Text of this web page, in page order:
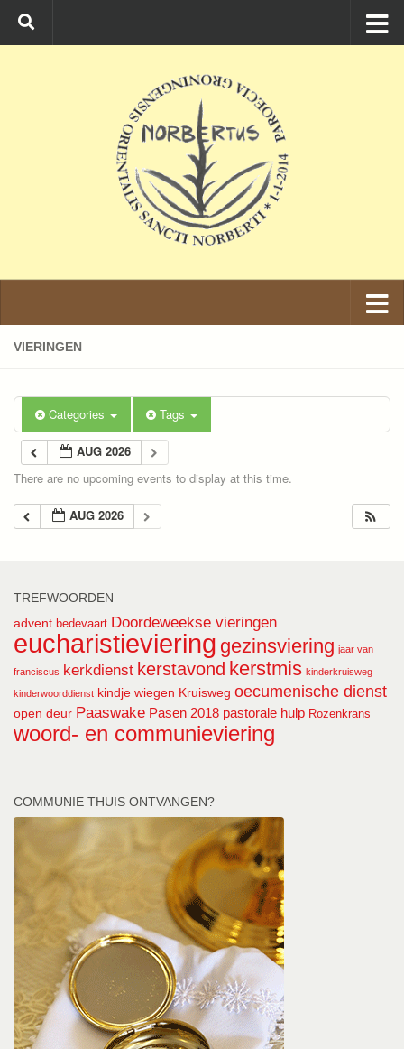
Ga naar de inhoud
VIERINGEN
Categories Tags
AUG 2026
There are no upcoming events to display at this time.
AUG 2026
TREFWOORDEN
advent bedevaart Doordeweekse vieringen
eucharistieviering gezinsviering jaar van
franciscus kerkdienst kerstavond kerstmis kinderkruisweg
kinderwoorddienst kindje wiegen Kruisweg oecumenische dienst
open deur Paaswake Pasen 2018 pastorale hulp Rozenkrans
woord- en communieviering
COMMUNIE THUIS ONTVANGEN?